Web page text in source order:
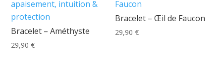
Bracelet – Améthyste
29,90€
Bracelet – Œil de Faucon
29,90€